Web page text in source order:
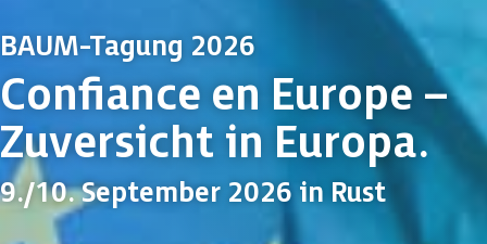
BAUM-Tagung 2026
Confiance en Europe –
Zuversicht in Europa.
9./10. September 2026 in Rust